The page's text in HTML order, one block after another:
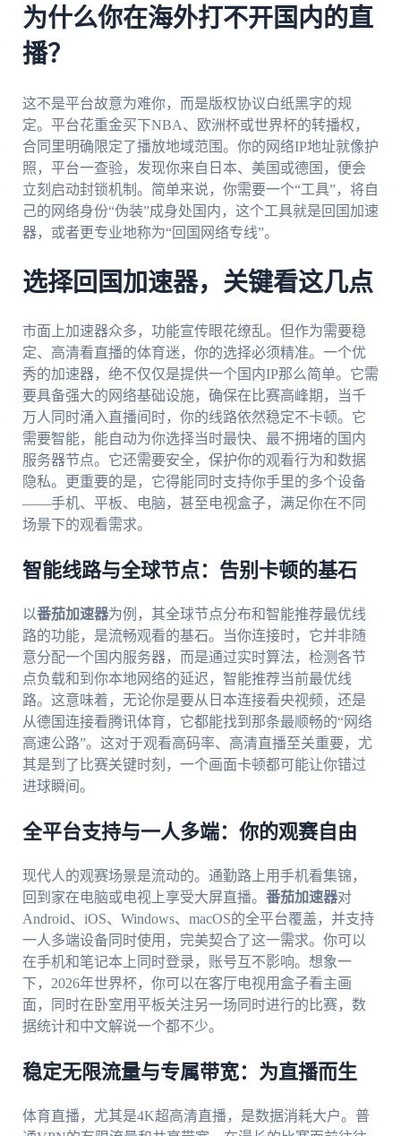
为什么你在海外打不开国内的直
播？
这不是平台故意为难你，而是版权协议白纸黑字的规
定。平台花重金买下NBA、欧洲杯或世界杯的转播权，
合同里明确限定了播放地域范围。你的网络IP地址就像护
照，平台一查验，发现你来自日本、美国或德国，便会
立刻启动封锁机制。简单来说，你需要一个“工具”，将自
己的网络身份“伪装”成身处国内，这个工具就是回国加速
器，或者更专业地称为“回国网络专线”。
选择回国加速器，关键看这几点
市面上加速器众多，功能宣传眼花缭乱。但作为需要稳
定、高清看直播的体育迷，你的选择必须精准。一个优
秀的加速器，绝不仅仅是提供一个国内IP那么简单。它需
要具备强大的网络基础设施，确保在比赛高峰期，当千
万人同时涌入直播间时，你的线路依然稳定不卡顿。它
需要智能，能自动为你选择当时最快、最不拥堵的国内
服务器节点。它还需要安全，保护你的观看行为和数据
隐私。更重要的是，它得能同时支持你手里的多个设备
——手机、平板、电脑，甚至电视盒子，满足你在不同
场景下的观看需求。
智能线路与全球节点：告别卡顿的基石
以番茄加速器为例，其全球节点分布和智能推荐最优线
路的功能，是流畅观看的基石。当你连接时，它并非随
意分配一个国内服务器，而是通过实时算法，检测各节
点负载和到你本地网络的延迟，智能推荐当前最优线
路。这意味着，无论你是要从日本连接看央视频，还是
从德国连接看腾讯体育，它都能找到那条最顺畅的“网络
高速公路”。这对于观看高码率、高清直播至关重要，尤
其是到了比赛关键时刻，一个画面卡顿都可能让你错过
进球瞬间。
全平台支持与一人多端：你的观赛自由
现代人的观赛场景是流动的。通勤路上用手机看集锦，
回到家在电脑或电视上享受大屏直播。 番茄加速器对
Android、iOS、Windows、macOS的全平台覆盖，并支持
一人多端设备同时使用，完美契合了这一需求。你可以
在手机和笔记本上同时登录，账号互不影响。想象一
下，2026年世界杯，你可以在客厅电视用盒子看主画
面，同时在卧室用平板关注另一场同时进行的比赛，数
据统计和中文解说一个都不少。
稳定无限流量与专属带宽：为直播而生
体育直播，尤其是4K超高清直播，是数据消耗大户。普